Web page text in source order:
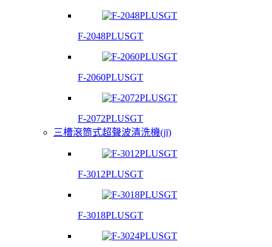
F-2048PLUSGT
F-2060PLUSGT
F-2072PLUSGT
三槽滾筒式超聲波清洗機(jī)
F-3012PLUSGT
F-3018PLUSGT